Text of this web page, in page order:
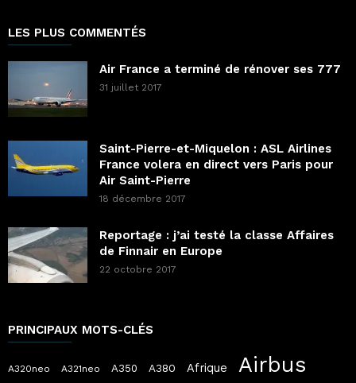
LES PLUS COMMENTÉS
Air France a terminé de rénover ses 777
31 juillet 2017
Saint-Pierre-et-Miquelon : ASL Airlines
France volera en direct vers Paris pour
Air Saint-Pierre
18 décembre 2017
Reportage : j’ai testé la classe Affaires
de Finnair en Europe
22 octobre 2017
PRINCIPAUX MOTS-CLÉS
A320neo A321neo A350 A380 Afrique Airbus